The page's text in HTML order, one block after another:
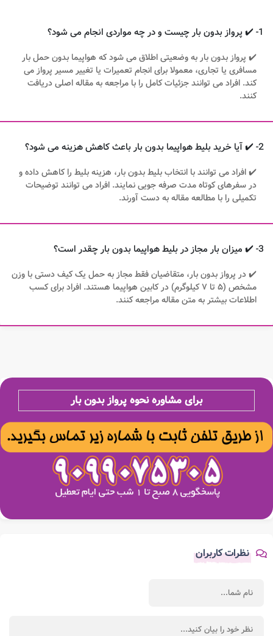
1- ✔️ پرواز بدون بار چیست و در چه مواردی انجام می شود؟
✔️ پرواز بدون بار به وضعیتی اطلاق می شود که هواپیما بدون حمل بار
مسافری یا تجاری، معمولا برای انجام تعمیرات یا تغییر مسیر پرواز می
کند. افراد می توانند جزئیات کامل را با مراجعه به مقاله اصلی دریافت
کنند.
2- ✔️ آیا خرید بلیط هواپیما بدون بار باعث کاهش هزینه می شود؟
✔️ افراد می توانند با انتخاب بلیط بدون بار، هزینه بلیط را کاهش داده و
در سفرهای کوتاه مدت صرفه جویی نمایند. افراد می توانند توضیحات
تکمیلی را با مطالعه مقاله به دست آورند.
3- ✔️ میزان بار مجاز در بلیط هواپیما بدون بار چقدر است؟
✔️ در پرواز بدون بار، متقاضیان فقط مجاز به حمل یک کیف دستی با وزن
مشخص (۵ تا ۷ کیلوگرم) در کابین هواپیما هستند. افراد برای کسب
اطلاعات بیشتر به متن مقاله مراجعه کنند.
برای مشاوره نحوه پرواز بدون بار
نظرات کاربران